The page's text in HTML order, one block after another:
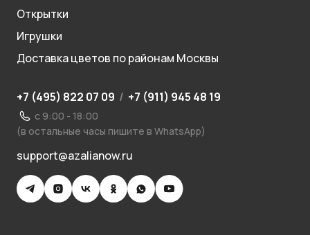
Открытки
Игрушки
Доставка цветов по районам Москвы
+7 (495) 822 07 09 / +7 (911) 945 48 19
с 9:00 - 18:00
(в остальные часы пишите в WhatsApp)
support@azalianow.ru